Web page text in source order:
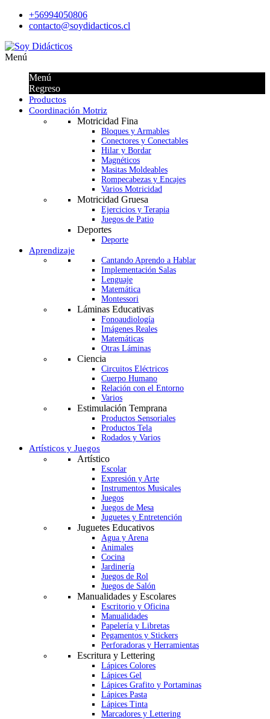
+56994050806
contacto@soydidacticos.cl
Menú
Menú
Regreso
Productos
Coordinación Motriz
Motricidad Fina
Bloques y Armables
Conectores y Conectables
Hilar y Bordar
Magnéticos
Masitas Moldeables
Rompecabezas y Encajes
Varios Motricidad
Motricidad Gruesa
Ejercicios y Terapia
Juegos de Patio
Deportes
Deporte
Aprendizaje
Cantando Aprendo a Hablar
Implementación Salas
Lenguaje
Matemática
Montessori
Láminas Educativas
Fonoaudiología
Imágenes Reales
Matemáticas
Otras Láminas
Ciencia
Circuitos Eléctricos
Cuerpo Humano
Relación con el Entorno
Varios
Estimulación Temprana
Productos Sensoriales
Productos Tela
Rodados y Varios
Artísticos y Juegos
Artístico
Escolar
Expresión y Arte
Instrumentos Musicales
Juegos
Juegos de Mesa
Juguetes y Entretención
Juguetes Educativos
Agua y Arena
Animales
Cocina
Jardinería
Juegos de Rol
Juegos de Salón
Manualidades y Escolares
Escritorio y Oficina
Manualidades
Papelería y Libretas
Pegamentos y Stickers
Perforadoras y Herramientas
Escritura y Lettering
Lápices Colores
Lápices Gel
Lápices Grafito y Portaminas
Lápices Pasta
Lápices Tinta
Marcadores y Lettering